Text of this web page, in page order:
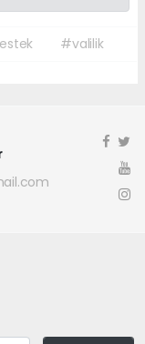
#valilik